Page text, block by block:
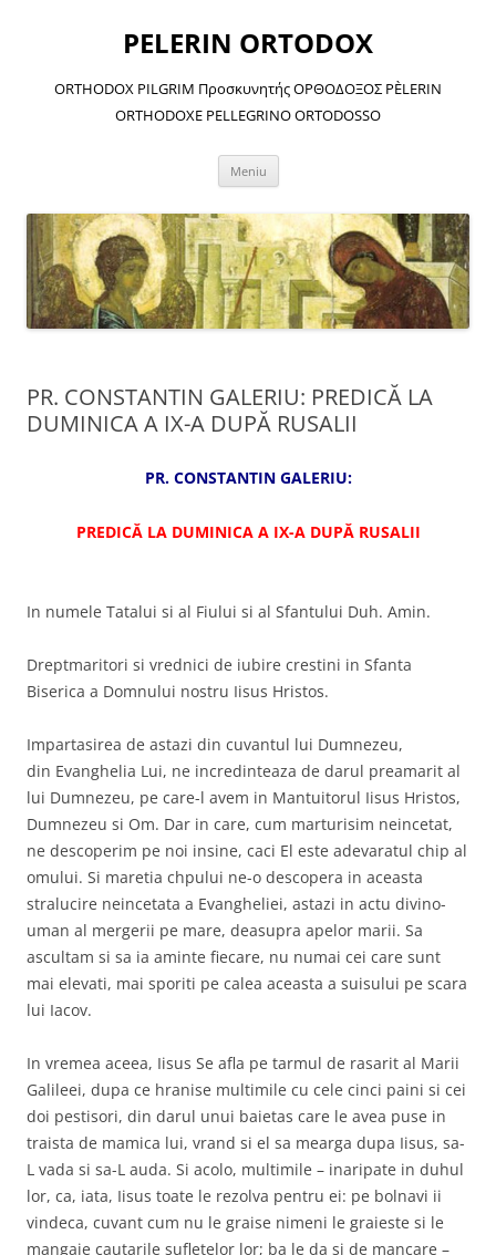
PELERIN ORTODOX
ORTHODOX PILGRIM Προσκυνητής ΟΡΘΟΔΟΞΟΣ PÈLERIN
ORTHODOXE PELLEGRINO ORTODOSSO
Meniu
PR. CONSTANTIN GALERIU: PREDICĂ LA
DUMINICA A IX-A DUPĂ RUSALII
PR. CONSTANTIN GALERIU:
PREDICĂ LA DUMINICA A IX-A DUPĂ RUSALII
In numele Tatalui si al Fiului si al Sfantului Duh. Amin.
Dreptmaritori si vrednici de iubire crestini in Sfanta
Biserica a Domnului nostru Iisus Hristos.
Impartasirea de astazi din cuvantul lui Dumnezeu,
din Evanghelia Lui, ne incredinteaza de darul preamarit al
lui Dumnezeu, pe care-l avem in Mantuitorul Iisus Hristos,
Dumnezeu si Om. Dar in care, cum marturisim neincetat,
ne descoperim pe noi insine, caci El este adevaratul chip al
omului. Si maretia chpului ne-o descopera in aceasta
stralucire neincetata a Evangheliei, astazi in actu divino-
uman al mergerii pe mare, deasupra apelor marii. Sa
ascultam si sa ia aminte fiecare, nu numai cei care sunt
mai elevati, mai sporiti pe calea aceasta a suisului pe scara
lui Iacov.
In vremea aceea, Iisus Se afla pe tarmul de rasarit al Marii
Galileei, dupa ce hranise multimile cu cele cinci paini si cei
doi pestisori, din darul unui baietas care le avea puse in
traista de mamica lui, vrand si el sa mearga dupa Iisus, sa-
L vada si sa-L auda. Si acolo, multimile – inaripate in duhul
lor, ca, iata, Iisus toate le rezolva pentru ei: pe bolnavi ii
vindeca, cuvant cum nu le graise nimeni le graieste si le
mangaie cautarile sufletelor lor; ba le da si de mancare –